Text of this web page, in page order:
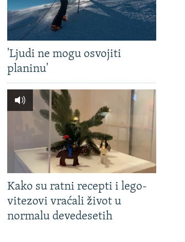
'Ljudi ne mogu osvojiti
planinu'
Kako su ratni recepti i lego-
vitezovi vraćali život u
normalu devedesetih